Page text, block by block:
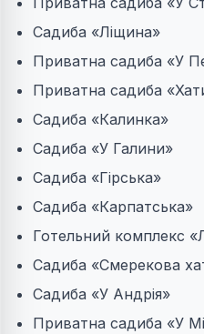
Садиба «Ліщина»
Приватна садиба «У
Приватна садиба
Садиба «Калинка»
Садиба «У Галини»
Садиба «Гірська»
Садиба «Карпатська»
Готельний комплекс
Садиба «Смерекова
Садиба «У Андрія»
Приватна садиба «У